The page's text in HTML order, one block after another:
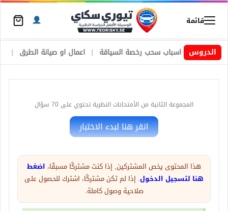
قائمة
الدروس
| اسباب سحب رخصة السياقة | اعمال او صيانة الطرق | الأطارات
المجموعة الثانية من الأمتحانات النظرية تحتوي على 70 سؤال
المجموعة السابقة
المجموعة الحالية 2
هذا المحتوى يخص المشتركين, إذا كنت مشتركًا مسبقًا، اضغط
هنا لتسجيل الدخول. إذا لم تكن مشتركًا، اشترك للحصول على
صلاحية وصول كاملة.